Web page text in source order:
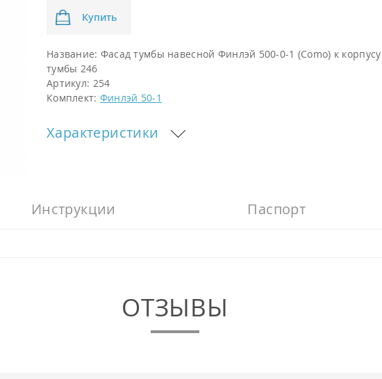
Купить
Название: Фасад тумбы навесной Финлэй 500-0-1 (Como) к корпусу
тумбы 246
Артикул: 254
Комплект: Финлэй 50-1
Характеристики
Инструкции Паспорт
ОТЗЫВЫ